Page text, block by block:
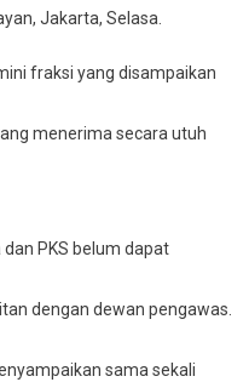
Jakarta, Selasa.
fraksi yang disampaikan
menerima secara utuh
PKS belum dapat
dengan dewan pengawas.
sama sekali